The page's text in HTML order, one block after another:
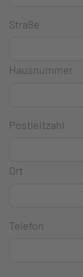
Straße
Hausnummer
Postleitzahl
Ort
Telefon